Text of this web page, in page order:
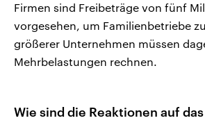
Firmen sind Freibeträge von fünf
vorgesehen, um Familienbetriebe
größerer Unternehmen müssen
Mehrbelastungen rechnen.
Wie sind die Reaktionen auf